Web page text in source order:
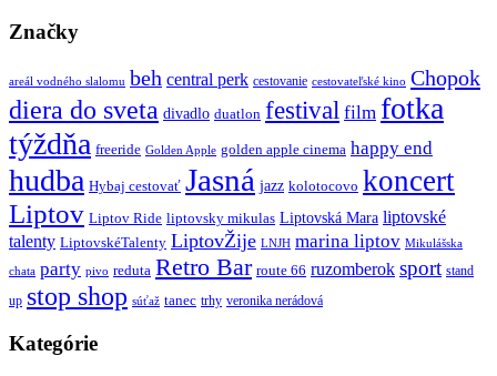
Značky
areál vodného slalomu beh central perk cestovanie cestovateľské kino Chopok
diera do sveta divadlo duatlon festival film fotka
týždňa freeride Golden Apple golden apple cinema happy end
hudba Hybaj cestovať Jasná jazz kolotocovo koncert
Liptov Liptov Ride liptovsky mikulas Liptovská Mara liptovské
talenty LiptovskéTalenty LiptovŽije LNJH marina liptov Mikulášska
chata party pivo reduta Retro Bar route 66 ruzomberok sport stand
up stop shop súťaž tanec trhy veronika nerádová
Kategórie